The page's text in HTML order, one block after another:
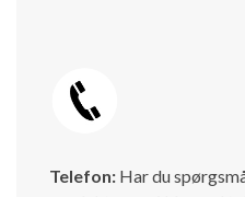
Telefon: Har du